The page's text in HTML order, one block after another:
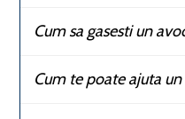
Cum sa gasesti un
Cum te poate ajuta